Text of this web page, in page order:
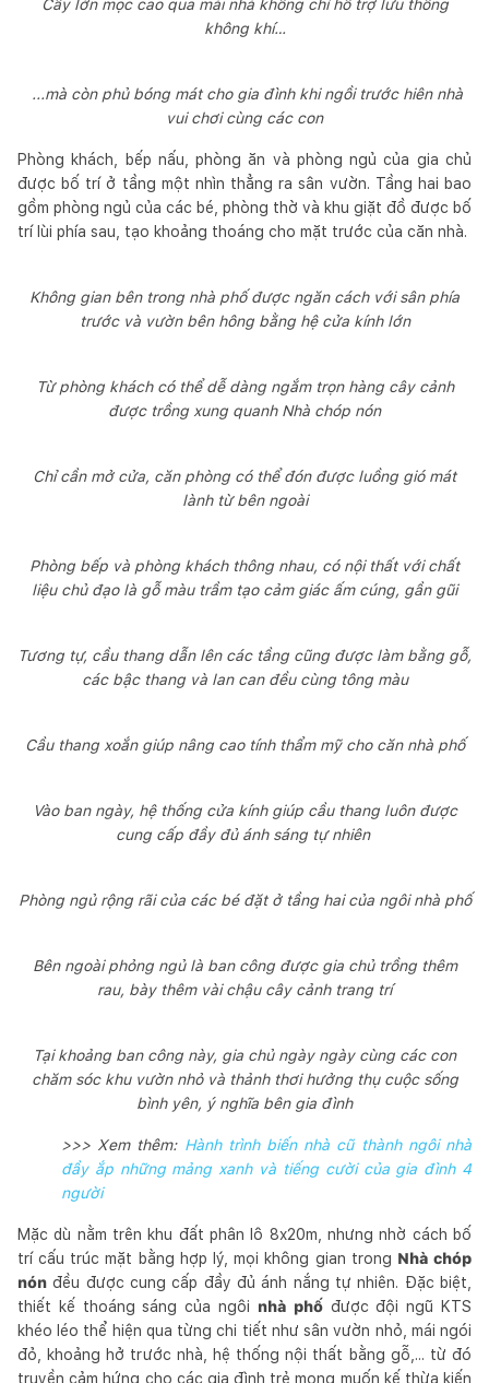
Cây lớn mọc cao qua mái nhà không chỉ hỗ trợ lưu thông
không khí…
...mà còn phủ bóng mát cho gia đình khi ngồi trước hiên nhà
vui chơi cùng các con
Phòng khách, bếp nấu, phòng ăn và phòng ngủ của gia chủ
được bố trí ở tầng một nhìn thẳng ra sân vườn. Tầng hai bao
gồm phòng ngủ của các bé, phòng thờ và khu giặt đồ được bố
trí lùi phía sau, tạo khoảng thoáng cho mặt trước của căn nhà.
Không gian bên trong nhà phố được ngăn cách với sân phía
trước và vườn bên hông bằng hệ cửa kính lớn
Từ phòng khách có thể dễ dàng ngắm trọn hàng cây cảnh
được trồng xung quanh Nhà chóp nón
Chỉ cần mở cửa, căn phòng có thể đón được luồng gió mát
lành từ bên ngoài
Phòng bếp và phòng khách thông nhau, có nội thất với chất
liệu chủ đạo là gỗ màu trầm tạo cảm giác ấm cúng, gần gũi
Tương tự, cầu thang dẫn lên các tầng cũng được làm bằng gỗ,
các bậc thang và lan can đều cùng tông màu
Cầu thang xoắn giúp nâng cao tính thẩm mỹ cho căn nhà phố
Vào ban ngày, hệ thống cửa kính giúp cầu thang luôn được
cung cấp đầy đủ ánh sáng tự nhiên
Phòng ngủ rộng rãi của các bé đặt ở tầng hai của ngôi nhà phố
Bên ngoài phỏng ngủ là ban công được gia chủ trồng thêm
rau, bày thêm vài chậu cây cảnh trang trí
Tại khoảng ban công này, gia chủ ngày ngày cùng các con
chăm sóc khu vườn nhỏ và thảnh thơi hưởng thụ cuộc sống
bình yên, ý nghĩa bên gia đình
>>> Xem thêm: Hành trình biến nhà cũ thành ngôi nhà
đầy ắp những mảng xanh và tiếng cười của gia đình 4
người
Mặc dù nằm trên khu đất phân lô 8x20m, nhưng nhờ cách bố
trí cấu trúc mặt bằng hợp lý, mọi không gian trong Nhà chóp
nón đều được cung cấp đầy đủ ánh nắng tự nhiên. Đặc biệt,
thiết kế thoáng sáng của ngôi nhà phốđược đội ngũ KTS
khéo léo thể hiện qua từng chi tiết như sân vườn nhỏ, mái ngói
đỏ, khoảng hở trước nhà, hệ thống nội thất bằng gỗ,... từ đó
truyền cảm hứng cho các gia đình trẻ mong muốn kế thừa kiến